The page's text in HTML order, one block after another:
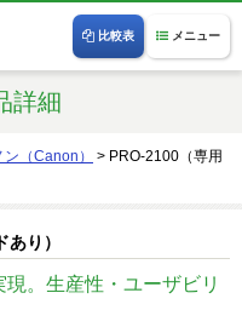
メニュー
比較表
詳細
ン（Canon） > PRO-2100（専用
り）
。生産性・ユーザビリ